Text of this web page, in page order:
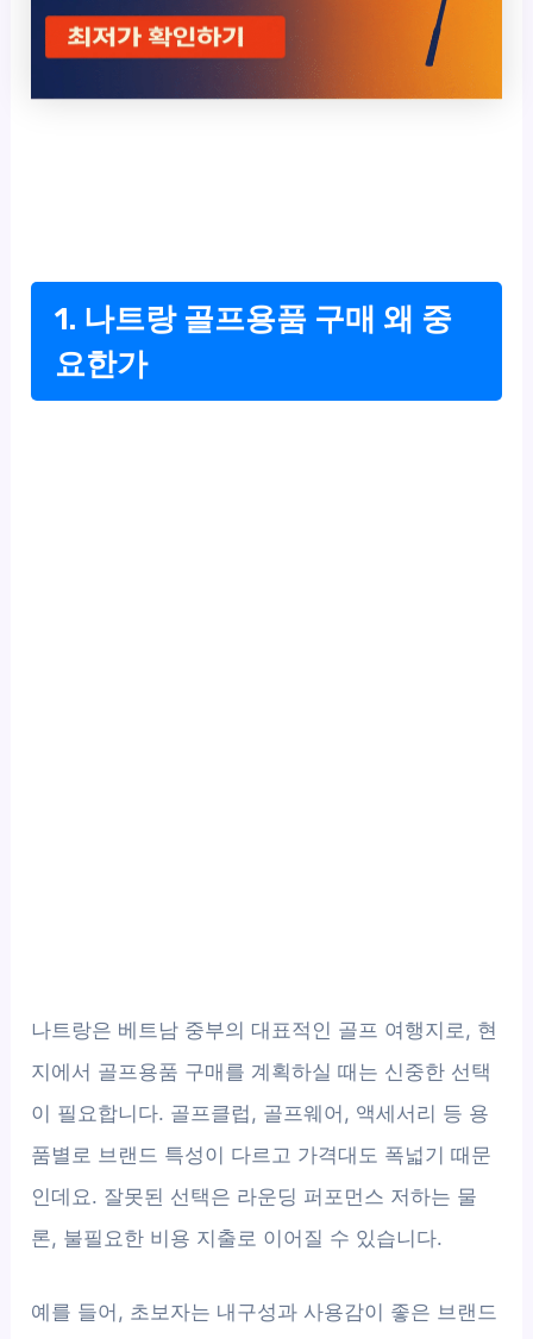
1. 나트랑 골프용품 구매 왜 중
요한가
나트랑은 베트남 중부의 대표적인 골프 여행지로, 현
지에서 골프용품 구매를 계획하실 때는 신중한 선택
이 필요합니다. 골프클럽, 골프웨어, 액세서리 등 용
품별로 브랜드 특성이 다르고 가격대도 폭넓기 때문
인데요. 잘못된 선택은 라운딩 퍼포먼스 저하는 물
론, 불필요한 비용 지출로 이어질 수 있습니다.
예를 들어, 초보자는 내구성과 사용감이 좋은 브랜드